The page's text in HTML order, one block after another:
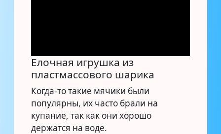
Елочная игрушка из
пластмассового шарика
Когда-то такие мячики были
популярны, их часто брали на
купание, так как они хорошо
держатся на воде.